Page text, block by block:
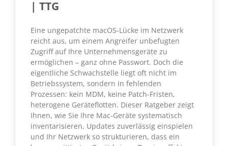
| TTG
Eine ungepatchte macOS-Lücke im Netzwerk
reicht aus, um einem Angreifer unbefugten
Zugriff auf Ihre Unternehmensgeräte zu
ermöglichen – ganz ohne Passwort. Doch die
eigentliche Schwachstelle liegt oft nicht im
Betriebssystem, sondern in fehlenden
Prozessen: kein MDM, keine Patch-Fristen,
heterogene Geräteflotten. Dieser Ratgeber zeigt
Ihnen, wie Sie Ihre Mac-Geräte systematisch
inventarisieren, Updates zuverlässig einspielen
und Ihr Netzwerk so strukturieren, dass ein